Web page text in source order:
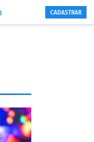
CADASTRAR